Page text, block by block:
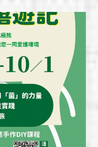
發展目標前